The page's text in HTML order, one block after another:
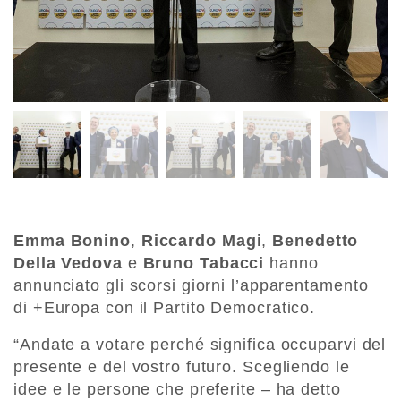
Emma Bonino, Riccardo Magi, Benedetto
Della Vedova e Bruno Tabacci hanno
annunciato gli scorsi giorni l’apparentamento
di +Europa con il Partito Democratico.
“Andate a votare perché significa occuparvi del
presente e del vostro futuro. Scegliendo le
idee e le persone che preferite – ha detto